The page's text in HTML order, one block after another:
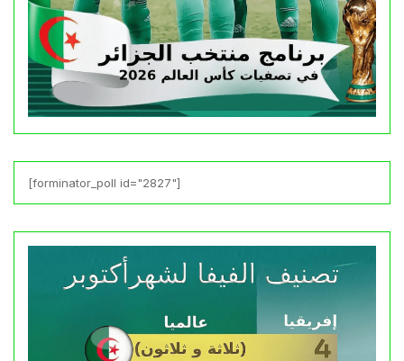
[forminator_poll id="2827"]